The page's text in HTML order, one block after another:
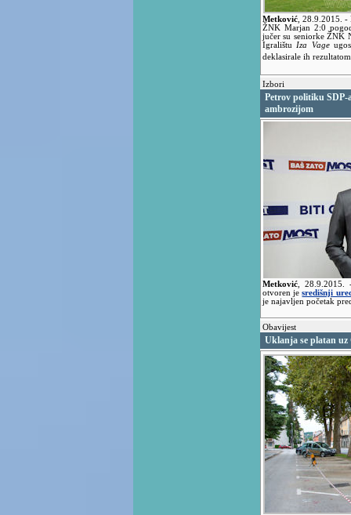
Metković ,28.9.2015.-
ŽNK Marjan 2:0
jučer su seniorke ŽNK
Igralištu Iza Vage
deklasirale ih
Izbori
Petrov politiku SDP-
ambrozijom
Metković 28.9.2015.
otvoren jesredišnji
je najavljen početak
Obavijest
Uklanja se platan